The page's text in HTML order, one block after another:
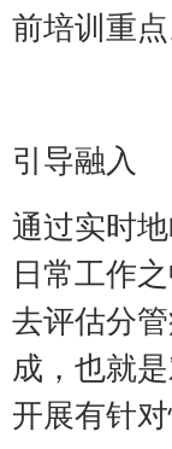
前培训重点
引导融入
通过实时
日常工作
去评估分
成，也就
开展有针